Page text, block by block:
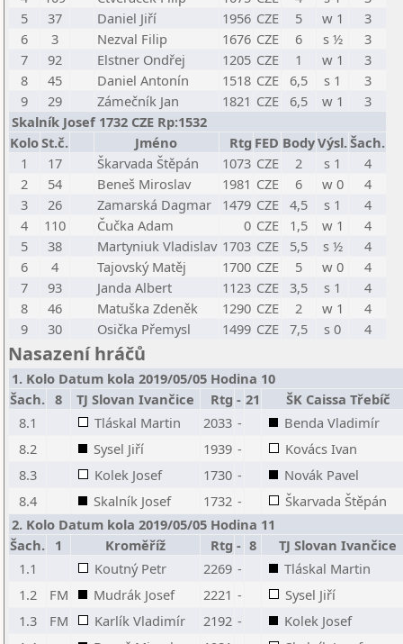
5
37 Daniel Jiří 1956 CZE 5 w 1
3
6
3 Nezval Filip 1676 CZE 6 s ½
3
7
92 Elstner Ondřej 1205 CZE 1 w 1
3
8
45 Daniel Antonín 1518 CZE 6,5 s 1
3
9
29 Zámečník Jan 1821 CZE 6,5 w 1
3
Skalník Josef 1732 CZE Rp:1532
KoloSt.č. Jméno Rtg FED BodyVýsl.Šach.
1
17 Škarvada Štěpán 1073 CZE 2 s 1
4
2
54 Beneš Miroslav 1981 CZE 6 w 0
4
3
26 Zamarská Dagmar 1479 CZE 4,5 s 1
4
4
110 Čučka Adam 0 CZE 1,5 w 1
4
5
38 Martyniuk Vladislav 1703 CZE 5,5 s ½
4
6
4 Tajovský Matěj 1700 CZE 5 w 0
4
7
93 Janda Albert 1123 CZE 3,5 s 1
4
8
46 Matuška Zdeněk 1290 CZE 2 w 1
4
9
30 Osička Přemysl 1499 CZE 7,5 s 0 4
Nasazení hráčů
1. Kolo Datum kola 2019/05/05 Hodina 10
Šach. 8 TJ Slovan Ivančice Rtg - 21
ŠK Caissa Třebíč
8.1
Tláskal Martin 2033 -
Benda Vladimír
8.2
Sysel Jiří 1939 -
Kovács Ivan
8.3
Kolek Josef 1730 -
Novák Pavel
8.4
Skalník Josef 1732 -
Škarvada Štěpán
2. Kolo Datum kola 2019/05/05 Hodina 11
Šach. 1 Kroměříž Rtg - 8
TJ Slovan Ivančice
1.1
Koutný Petr 2269 -
Tláskal Martin
1.2
FM Mudrák Josef 2221 -
Sysel Jiří
1.3
FM Karlík Vladimír 2192 -
Kolek Josef